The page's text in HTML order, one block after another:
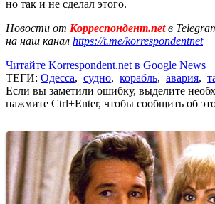
но так и не сделал этого.
Новости от Корреспондент.netв
на наш канал https://t.me/korrespondentnet
Читайте Korrespondent.net в Google News
ТЕГИ: Одесса, судно, корабль, авария,
Если вы заметили ошибку, выделите
нажмите Ctrl+Enter, чтобы сообщить об